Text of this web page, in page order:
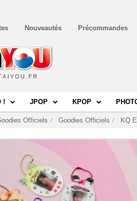
Nouveautés Précommandes
! JPOP KPOP
Officiels Goodies Officiels KQ